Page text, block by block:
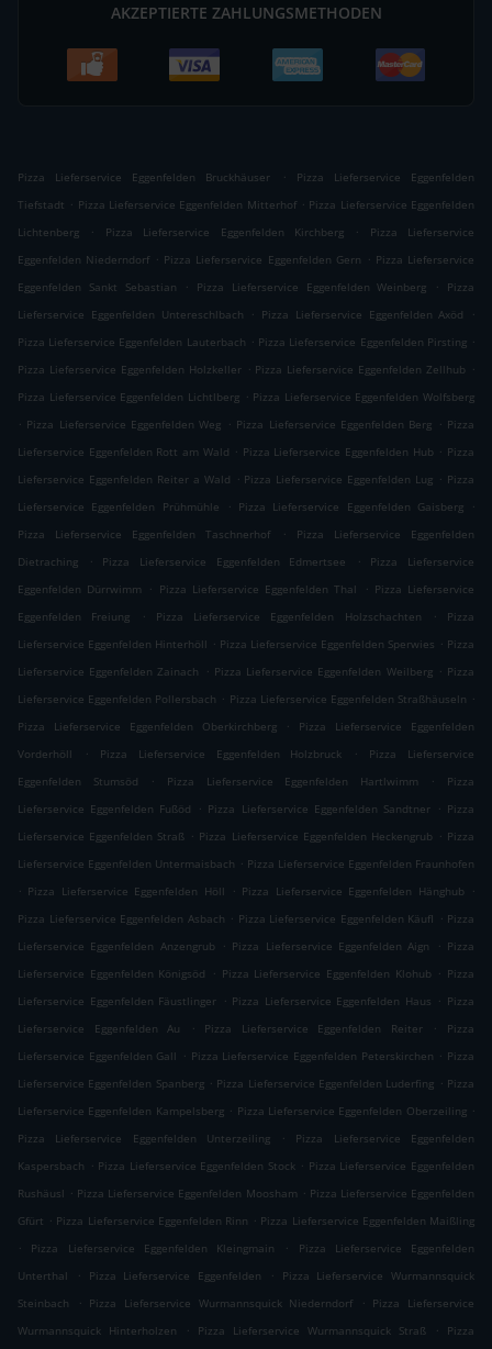
AKZEPTIERTE ZAHLUNGSMETHODEN
Pizza Lieferservice Eggenfelden Bruckhäuser .
Pizza Lieferservice Eggenfelden
Tiefstadt . Pizza Lieferservice Eggenfelden Mitterhof . Pizza Lieferservice Eggenfelden
Lichtenberg
. Pizza Lieferservice Eggenfelden Kirchberg .
Pizza Lieferservice
Eggenfelden Niederndorf . Pizza Lieferservice Eggenfelden Gern . Pizza Lieferservice
Eggenfelden Sankt Sebastian
. Pizza Lieferservice Eggenfelden Weinberg .
Pizza
Lieferservice Eggenfelden Untereschlbach
. Pizza Lieferservice Eggenfelden Axöd
.
Pizza Lieferservice Eggenfelden Lauterbach . Pizza Lieferservice Eggenfelden Pirsting .
Pizza Lieferservice Eggenfelden Holzkeller . Pizza Lieferservice Eggenfelden Zellhub .
Pizza Lieferservice Eggenfelden Lichtlberg . Pizza Lieferservice Eggenfelden Wolfsberg
. Pizza Lieferservice Eggenfelden Weg . Pizza Lieferservice Eggenfelden Berg . Pizza
Lieferservice Eggenfelden Rott am Wald . Pizza Lieferservice Eggenfelden Hub . Pizza
Lieferservice Eggenfelden Reiter a Wald . Pizza Lieferservice Eggenfelden Lug . Pizza
Lieferservice Eggenfelden Prühmühle
. Pizza Lieferservice Eggenfelden Gaisberg
.
Pizza Lieferservice Eggenfelden Taschnerhof
.
Pizza Lieferservice Eggenfelden
Dietraching
. Pizza Lieferservice Eggenfelden Edmertsee .
Pizza Lieferservice
Eggenfelden Dürrwimm
. Pizza Lieferservice Eggenfelden Thal . Pizza Lieferservice
Eggenfelden Freiung
. Pizza Lieferservice Eggenfelden Holzschachten .
Pizza
Lieferservice Eggenfelden Hinterhöll . Pizza Lieferservice Eggenfelden Sperwies . Pizza
Lieferservice Eggenfelden Zainach
. Pizza Lieferservice Eggenfelden Weilberg . Pizza
Lieferservice Eggenfelden Pollersbach . Pizza Lieferservice Eggenfelden Straßhäuseln .
Pizza Lieferservice Eggenfelden Oberkirchberg
.
Pizza Lieferservice Eggenfelden
Vorderhöll
. Pizza Lieferservice Eggenfelden Holzbruck .
Pizza Lieferservice
Eggenfelden Stumsöd
. Pizza Lieferservice Eggenfelden Hartlwimm .
Pizza
Lieferservice Eggenfelden Fußöd
. Pizza Lieferservice Eggenfelden Sandtner . Pizza
Lieferservice Eggenfelden Straß . Pizza Lieferservice Eggenfelden Heckengrub . Pizza
Lieferservice Eggenfelden Untermaisbach . Pizza Lieferservice Eggenfelden Fraunhofen
. Pizza Lieferservice Eggenfelden Höll . Pizza Lieferservice Eggenfelden Hänghub
.
Pizza Lieferservice Eggenfelden Asbach . Pizza Lieferservice Eggenfelden Käufl . Pizza
Lieferservice Eggenfelden Anzengrub
. Pizza Lieferservice Eggenfelden Aign . Pizza
Lieferservice Eggenfelden Königsöd
. Pizza Lieferservice Eggenfelden Klohub . Pizza
Lieferservice Eggenfelden Fäustlinger . Pizza Lieferservice Eggenfelden Haus . Pizza
Lieferservice Eggenfelden Au
. Pizza Lieferservice Eggenfelden Reiter .
Pizza
Lieferservice Eggenfelden Gall . Pizza Lieferservice Eggenfelden Peterskirchen . Pizza
Lieferservice Eggenfelden Spanberg . Pizza Lieferservice Eggenfelden Luderfing . Pizza
Lieferservice Eggenfelden Kampelsberg . Pizza Lieferservice Eggenfelden Oberzeiling .
Pizza Lieferservice Eggenfelden Unterzeiling
.
Pizza Lieferservice Eggenfelden
Kaspersbach . Pizza Lieferservice Eggenfelden Stock . Pizza Lieferservice Eggenfelden
Rushäusl . Pizza Lieferservice Eggenfelden Moosham . Pizza Lieferservice Eggenfelden
Gfürt . Pizza Lieferservice Eggenfelden Rinn . Pizza Lieferservice Eggenfelden Maißling
.
Pizza Lieferservice Eggenfelden Kleingmain .
Pizza Lieferservice Eggenfelden
Unterthal
. Pizza Lieferservice Eggenfelden .
Pizza Lieferservice Wurmannsquick
Steinbach
. Pizza Lieferservice Wurmannsquick Niederndorf . Pizza Lieferservice
Wurmannsquick Hinterholzen
. Pizza Lieferservice Wurmannsquick Straß .
Pizza